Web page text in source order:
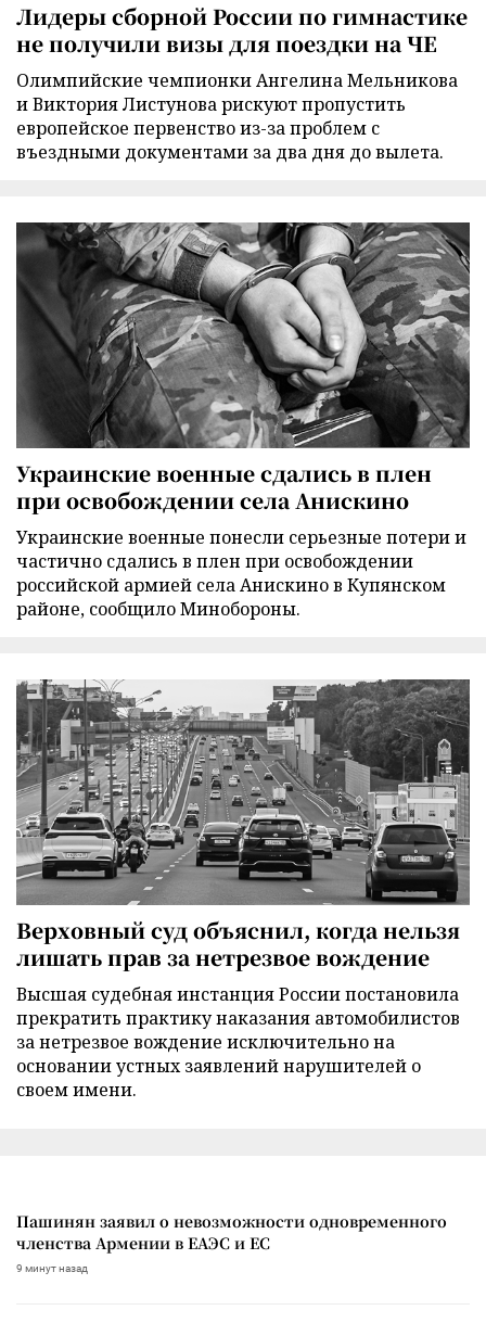
Лидеры сборной России по гимнастике
не получили визы для поездки на ЧЕ
Олимпийские чемпионки Ангелина Мельникова
и Виктория Листунова рискуют пропустить
европейское первенство из-за проблем с
въездными документами за два дня до вылета.
Украинские военные сдались в плен
при освобождении села Анискино
Украинские военные понесли серьезные потери и
частично сдались в плен при освобождении
российской армией села Анискино в Купянском
районе, сообщило Минобороны.
Верховный суд объяснил, когда нельзя
лишать прав за нетрезвое вождение
Высшая судебная инстанция России постановила
прекратить практику наказания автомобилистов
за нетрезвое вождение исключительно на
основании устных заявлений нарушителей о
своем имени.
Пашинян заявил о невозможности одновременного
членства Армении в ЕАЭС и ЕС
9 минут назад